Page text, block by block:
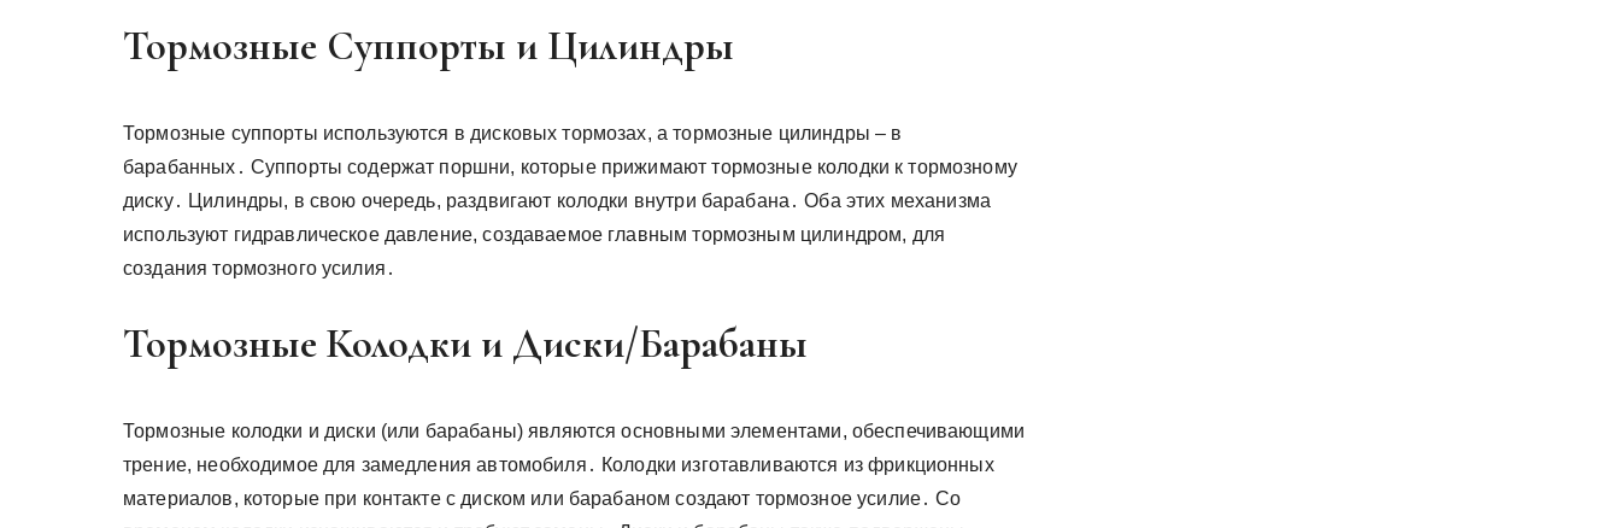
Тормозные Суппорты и Цилиндры
Тормозные суппорты используются в дисковых тормозах, а тормозные цилиндры – в
барабанных․ Суппорты содержат поршни, которые прижимают тормозные колодки к тормозному
диску․ Цилиндры, в свою очередь, раздвигают колодки внутри барабана․ Оба этих механизма
используют гидравлическое давление, создаваемое главным тормозным цилиндром, для
создания тормозного усилия․
Тормозные Колодки и Диски/Барабаны
Тормозные колодки и диски (или барабаны) являются основными элементами, обеспечивающими
трение, необходимое для замедления автомобиля․ Колодки изготавливаются из фрикционных
материалов, которые при контакте с диском или барабаном создают тормозное усилие․ Со